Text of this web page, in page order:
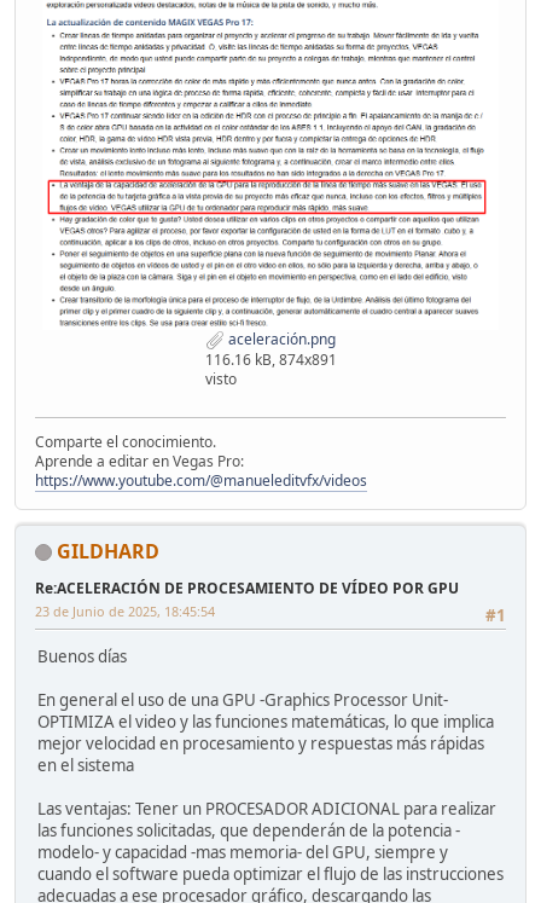
aceleración.png
116.16 kB, 874x891
visto
Comparte el conocimiento.
Aprende a editar en Vegas Pro:
https://www.youtube.com/@manueleditvfx/videos
GILDHARD
Re:ACELERACIÓN DE PROCESAMIENTO DE VÍDEO POR GPU
#1
23 de Junio de 2025, 18:45:54
Buenos días
En general el uso de una GPU -Graphics Processor Unit-
OPTIMIZA el video y las funciones matemáticas, lo que implica
mejor velocidad en procesamiento y respuestas más rápidas
en el sistema
Las ventajas: Tener un PROCESADOR ADICIONAL para realizar
las funciones solicitadas, que dependerán de la potencia -
modelo- y capacidad -mas memoria- del GPU, siempre y
cuando el software pueda optimizar el flujo de las instrucciones
adecuadas a ese procesador gráfico, descargando las